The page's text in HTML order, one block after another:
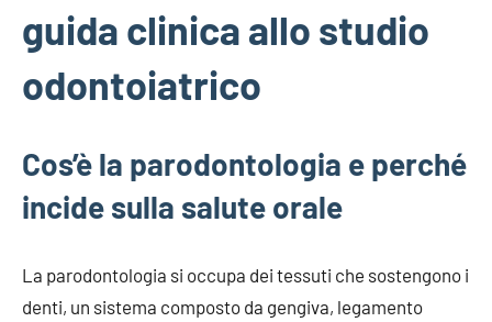
guida clinica allo studio
odontoiatrico
Cos’è la parodontologia e perché
incide sulla salute orale
La parodontologia si occupa dei tessuti che sostengono i
denti, un sistema composto da gengiva, legamento